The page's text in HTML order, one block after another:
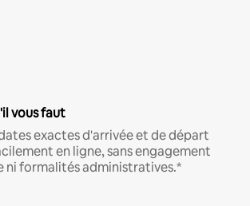
vous faut
exactes d'arrivée et de départ
en ligne, sans engagement
ni formalités administratives.*